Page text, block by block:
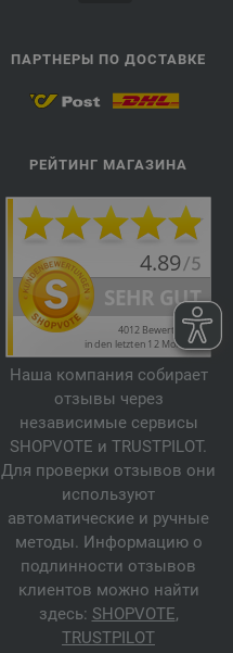
ПАРТНЕРЫ ПО ДОСТАВКЕ
РЕЙТИНГ МАГАЗИНА
Наша компания собирает
отзывы через
независимые сервисы
SHOPVOTE и TRUSTPILOT.
Для проверки отзывов они
используют
автоматические и ручные
методы. Информацию о
подлинности отзывов
клиентов можно найти
здесь: SHOPVOTE,
TRUSTPILOT